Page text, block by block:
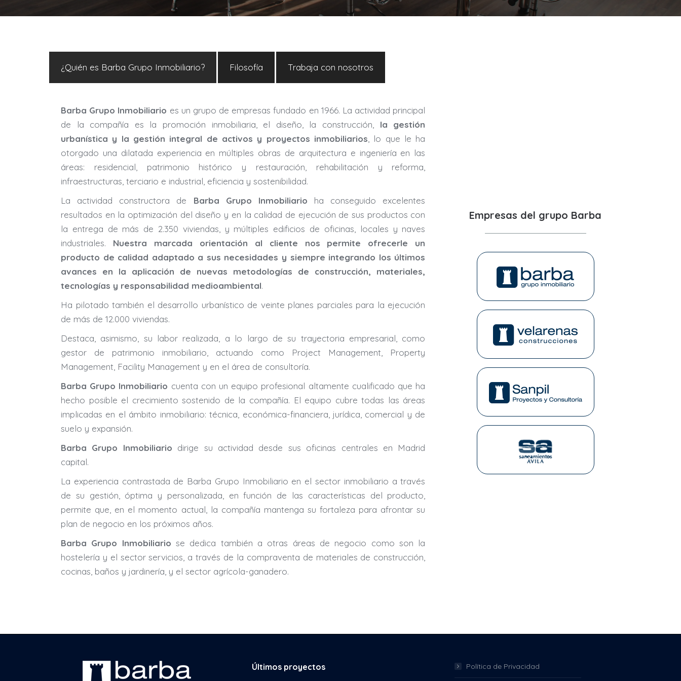
¿Quién es Barba Grupo Inmobiliario? Filosofía Trabaja con nosotros
Barba Grupo Inmobiliario es un grupo de empresas fundado en 1966. La actividad principal
de la compañía es la promoción inmobiliaria, el diseño, la construcción, la gestión
urbanística y la gestión integral de activos y proyectos inmobiliarios , lo que le ha
otorgado una dilatada experiencia en múltiples obras de arquitectura e ingeniería en las
áreas: residencial, patrimonio histórico y restauración, rehabilitación y reforma,
infraestructuras, terciario e industrial, eficiencia y sostenibilidad.
La actividad constructora de Barba Grupo Inmobiliario ha conseguido excelentes
resultados en la optimización del diseño y en la calidad de ejecución de sus productos con
la entrega de más de 2.350 viviendas, y múltiples edificios de oficinas, locales y naves
industriales. Nuestra marcada orientación al cliente nos permite ofrecerle un
producto de calidad adaptado a sus necesidades y siempre integrando los últimos
avances en la aplicación de nuevas metodologías de construcción, materiales,
tecnologías y responsabilidad medioambiental.
Ha pilotado también el desarrollo urbanístico de veinte planes parciales para la ejecución
de más de 12.000 viviendas.
Destaca, asimismo, su labor realizada, a lo largo de su trayectoria empresarial, como
gestor de patrimonio inmobiliario, actuando como Project Management, Property
Management, Facility Management y en el área de consultoría.
Barba Grupo Inmobiliario cuenta con un equipo profesional altamente cualificado que ha
hecho posible el crecimiento sostenido de la compañía. El equipo cubre todas las áreas
implicadas en el ámbito inmobiliario: técnica, económica-financiera, jurídica, comercial y de
suelo y expansión.
Barba Grupo Inmobiliario dirige su actividad desde sus oficinas centrales en Madrid
capital.
La experiencia contrastada de Barba Grupo Inmobiliario en el sector inmobiliario a través
de su gestión, óptima y personalizada, en función de las características del producto,
permite que, en el momento actual, la compañía mantenga su fortaleza para afrontar su
plan de negocio en los próximos años.
Barba Grupo Inmobiliario se dedica también a otras áreas de negocio como son la
hostelería y el sector servicios, a través de la compraventa de materiales de construcción,
cocinas, baños y jardinería, y el sector agrícola-ganadero.
Empresas del grupo Barba
Últimos proyectos Política de Privacidad